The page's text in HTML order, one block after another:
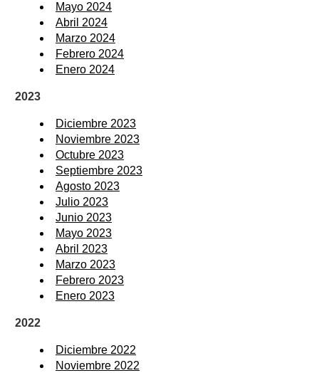
Mayo 2024
Abril 2024
Marzo 2024
Febrero 2024
Enero 2024
2023
Diciembre 2023
Noviembre 2023
Octubre 2023
Septiembre 2023
Agosto 2023
Julio 2023
Junio 2023
Mayo 2023
Abril 2023
Marzo 2023
Febrero 2023
Enero 2023
2022
Diciembre 2022
Noviembre 2022